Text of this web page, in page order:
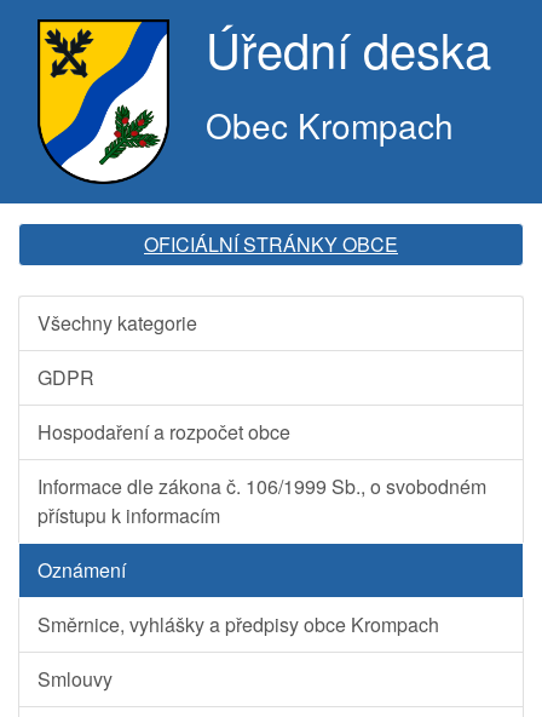
Úřední deska
Obec Krompach
OFICIÁLNÍ STRÁNKY OBCE
Všechny kategorie
GDPR
Hospodaření a rozpočet obce
Informace dle zákona č. 106/1999 Sb., o svobodném
přístupu k informacím
Oznámení
Směrnice, vyhlášky a předpisy obce Krompach
Smlouvy